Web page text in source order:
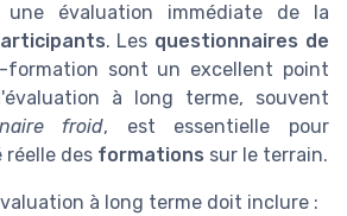
évaluation immédiate de la
. Les questionnaires de
formation sont un excellent point
à long terme, souvent
froid, est essentielle pour
réelle des formations sur le terrain.
à long terme doit inclure :